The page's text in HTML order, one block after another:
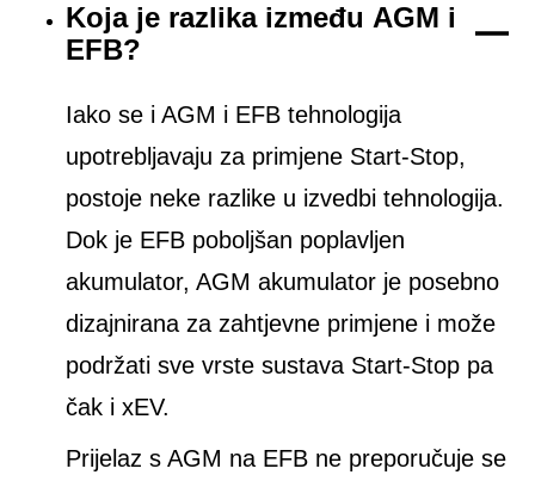
Koja je razlika između AGM i
EFB?
Iako se i AGM i EFB tehnologija
upotrebljavaju za primjene Start-Stop,
postoje neke razlike u izvedbi tehnologija.
Dok je EFB poboljšan poplavljen
akumulator, AGM akumulator je posebno
dizajnirana za zahtjevne primjene i može
podržati sve vrste sustava Start-Stop pa
čak i xEV.
Prijelaz s AGM na EFB ne preporučuje se